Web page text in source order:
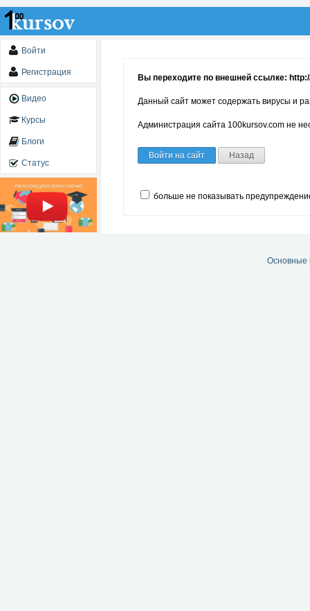
Войти
Регистрация
Видео
Курсы
Блоги
Статус
Вы переходите по внешней ссылке:
Данный сайт может содержать вирусы и
Администрация сайта 100kursov.com не
Войти на сайт Назад
больше не показывать
Основные